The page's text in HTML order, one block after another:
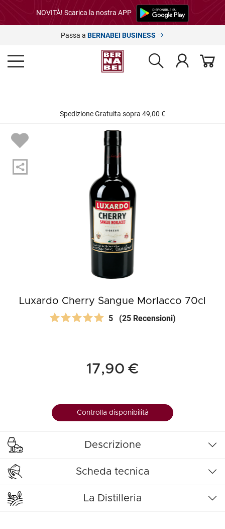
NOVITÀ! Scarica la nostra APP
Passa a BERNABEI BUSINESS
Spedizione Gratuita sopra 49,00 €
Luxardo Cherry Sangue Morlacco 70cl
5 (25 Recensioni)
17,90 €
Controlla disponibilità
Descrizione
Scheda tecnica
La Distilleria